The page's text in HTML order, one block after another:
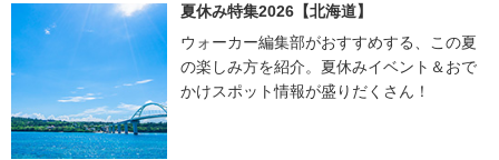
夏休み特集2026【北海道】
ウォーカー編集部がおすすめする、この夏
の楽しみ方を紹介。夏休みイベント＆おで
かけスポット情報が盛りだくさん！